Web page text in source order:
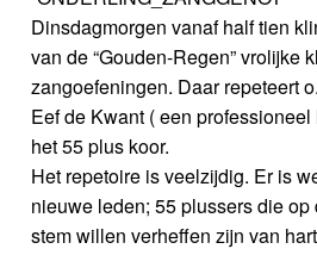
Dinsdagmorgen vanaf half tien
van de “Gouden-Regen” vrolijke
zangoefeningen. Daar repeteert
Eef de Kwant ( een
het 55 plus koor.
Het repetoire is veelzijdig. Er is
nieuwe leden; 55 plussers die
stem willen verheffen zijn van